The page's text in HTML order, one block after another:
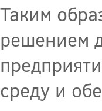
Таким
решением
среду и